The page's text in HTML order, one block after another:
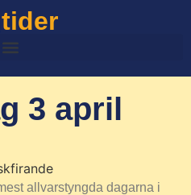
3 april
allvarstyngda dagarna i